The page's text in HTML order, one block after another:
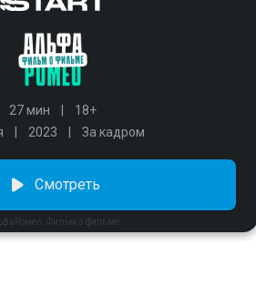
27 мин
18+
2023 За кадром
Фильм о фильме
Смотреть